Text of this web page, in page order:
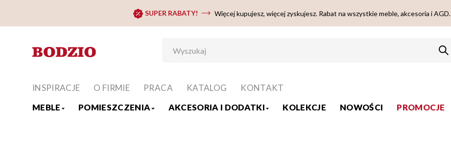
SUPER RABATY! Więcej kupujesz, więcej zyskujesz. Rabat na wszystkie meble, akcesoria i AGD.
MEBLE POMIESZCZENIA AKCESORIA I DODATKI KOLEKCJE NOWOŚCI PROMOCJE
INSPIRACJE O FIRMIE PRACA KATALOG KONTAKT